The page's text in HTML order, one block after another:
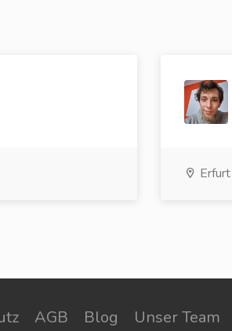
Erfurt
AGB Blog Unser Team